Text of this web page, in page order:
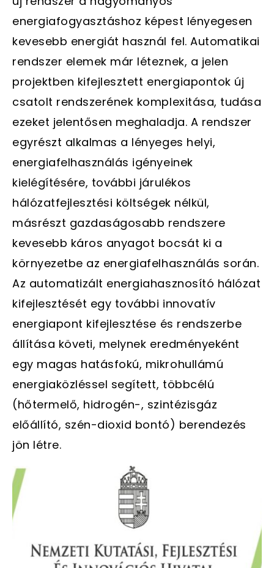
energiafogyasztáshoz képest lényegesen
kevesebb energiát használ fel. Automatikai
rendszer elemek már léteznek, a jelen
projektben kifejlesztett energiapontok új
csatolt rendszerének komplexitása, tudása
ezeket jelentősen meghaladja. A rendszer
egyrészt alkalmas a lényeges helyi,
energiafelhasználás igényeinek
kielégítésére, további járulékos
hálózatfejlesztési költségek nélkül,
másrészt gazdaságosabb rendszere
kevesebb káros anyagot bocsát ki a
környezetbe az energiafelhasználás során.
Az automatizált energiahasznosító hálózat
kifejlesztését egy további innovatív
energiapont kifejlesztése és rendszerbe
állítása követi, melynek eredményeként
egy magas hatásfokú, mikrohullámú
energiaközléssel segített, többcélú
(hőtermelő, hidrogén-, szintézisgáz
előállító, szén-dioxid bontó) berendezés
jön létre.